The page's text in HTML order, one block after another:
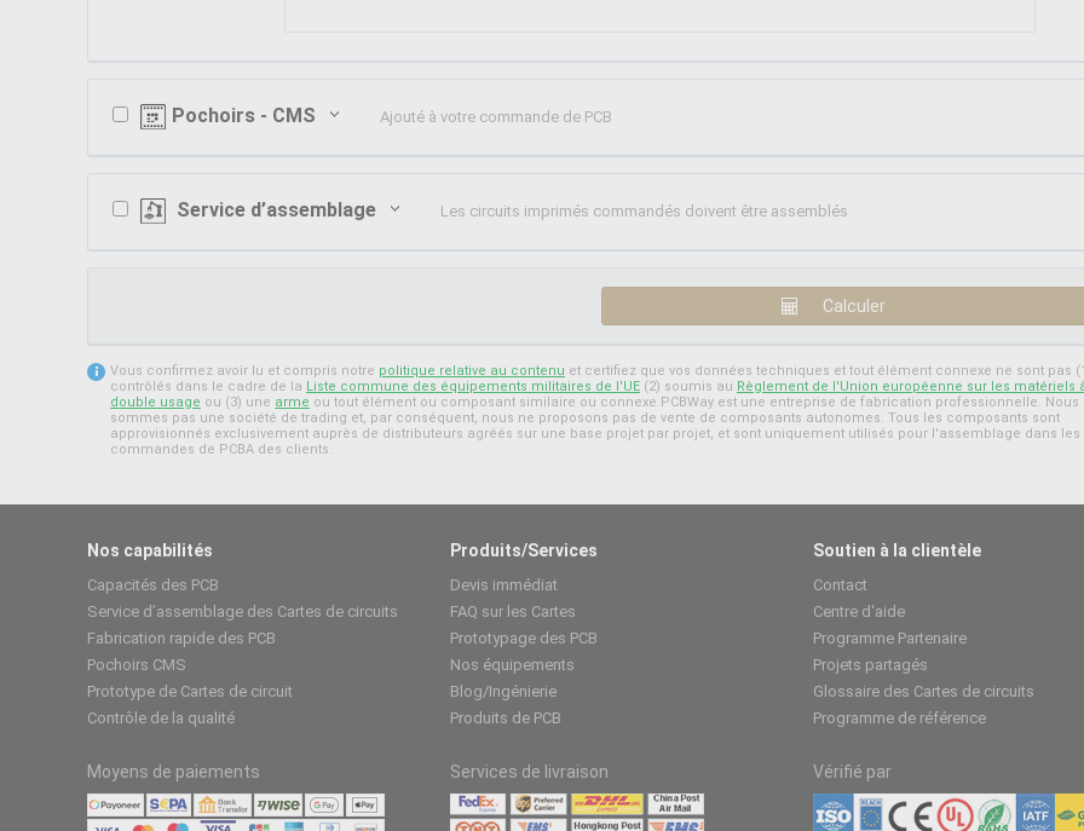
Pochoirs - CMS Ajouté à votre commande de PCB
Service d’assemblage Les circuits imprimés commandés doivent être assemblés
Vous confirmez avoir lu et compris notre politique relative au contenu et certifiez que vos données techniques et tout élément connexe ne sont pas
contrôlés dans le cadre de la Liste commune des équipements militaires de l'UE (2) soumis au Règlement de l'Union européenne sur les matériels
double usage ou (3) une arme ou tout élément ou composant similaire ou connexe.PCBWay est une entreprise de fabrication professionnelle. Nous
sommes pas une société de trading et, par conséquent, nous ne proposons pas de vente de composants autonomes. Tous les composants sont
approvisionnés exclusivement auprès de distributeurs agréés sur une base projet par projet, et sont uniquement utilisés pour l'assemblage dans les
commandes de PCBA des clients.
Nos capabilités
Capacités des PCB
Service d’assemblage des Cartes de circuits
Fabrication rapide des PCB
Pochoirs CMS
Prototype de Cartes de circuit
Contrôle de la qualité
Produits/Services
Devis immédiat
FAQ sur les Cartes
Prototypage des PCB
Nos équipements
Blog/Ingénierie
Produits de PCB
Soutien à la clientèle
Contact
Centre d'aide
Programme Partenaire
Projets partagés
Glossaire des Cartes de circuits
Programme de référence
Moyens de paiements Services de livraison Vérifié par